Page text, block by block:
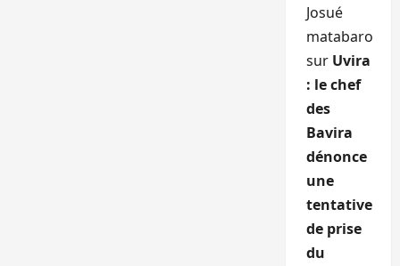
Josué
matabaro
sur Uvira
: le chef
des
Bavira
dénonce
une
tentative
de prise
du